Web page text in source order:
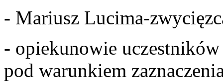
- Mariusz Lucima-
- opiekunowie
pod warunkiem